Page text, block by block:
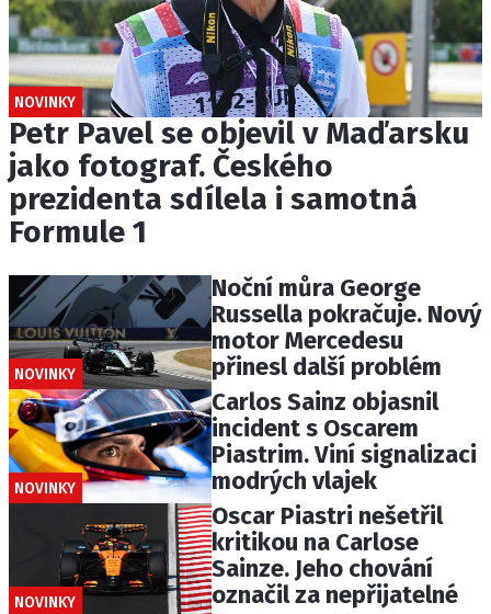
NOVINKY
Petr Pavel se objevil v Maďarsku
jako fotograf. Českého
prezidenta sdílela i samotná
Formule 1
NOVINKY
Noční můra George
Russella pokračuje. Nový
motor Mercedesu
přinesl další problém
NOVINKY
Carlos Sainz objasnil
incident s Oscarem
Piastrim. Viní signalizaci
modrých vlajek
NOVINKY
Oscar Piastri nešetřil
kritikou na Carlose
Sainze. Jeho chování
označil za nepřijatelné